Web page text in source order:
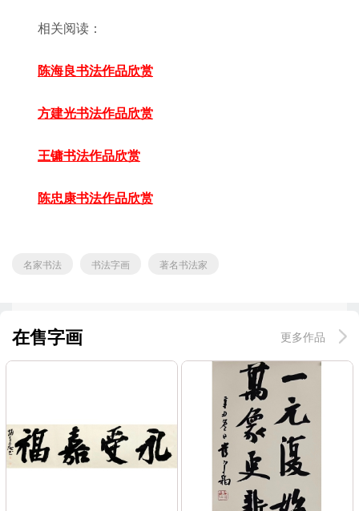
相关阅读：
陈海良书法作品欣赏
方建光书法作品欣赏
王镛书法作品欣赏
陈忠康书法作品欣赏
名家书法 书法字画 著名书法家
在售字画 更多作品